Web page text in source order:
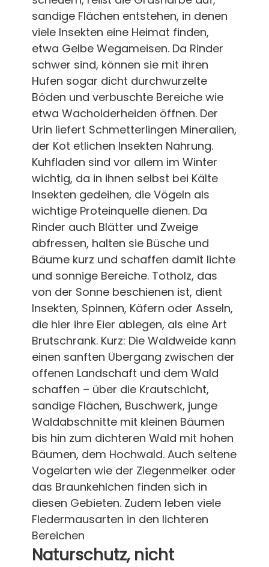
sandige Flächen entstehen, in denen
viele Insekten eine Heimat finden,
etwa Gelbe Wegameisen. Da Rinder
schwer sind, können sie mit ihren
Hufen sogar dicht durchwurzelte
Böden und verbuschte Bereiche wie
etwa Wacholderheiden öffnen. Der
Urin liefert Schmetterlingen Mineralien,
der Kot etlichen Insekten Nahrung.
Kuhfladen sind vor allem im Winter
wichtig, da in ihnen selbst bei Kälte
Insekten gedeihen, die Vögeln als
wichtige Proteinquelle dienen. Da
Rinder auch Blätter und Zweige
abfressen, halten sie Büsche und
Bäume kurz und schaffen damit lichte
und sonnige Bereiche. Totholz, das
von der Sonne beschienen ist, dient
Insekten, Spinnen, Käfern oder Asseln,
die hier ihre Eier ablegen, als eine Art
Brutschrank. Kurz: Die Waldweide kann
einen sanften Übergang zwischen der
offenen Landschaft und dem Wald
schaffen – über die Krautschicht,
sandige Flächen, Buschwerk, junge
Waldabschnitte mit kleinen Bäumen
bis hin zum dichteren Wald mit hohen
Bäumen, dem Hochwald. Auch seltene
Vogelarten wie der Ziegenmelker oder
das Braunkehlchen finden sich in
diesen Gebieten. Zudem leben viele
Fledermausarten in den lichteren
Bereichen
Naturschutz, nicht